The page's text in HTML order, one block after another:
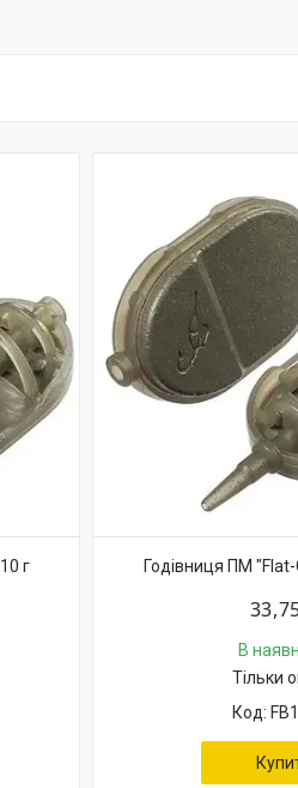
г Годівниця ПМ "Flat-
В
Тільки